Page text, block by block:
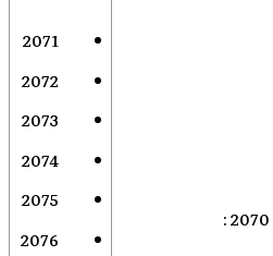
:
2071
2072
2073
2074
2075
2076